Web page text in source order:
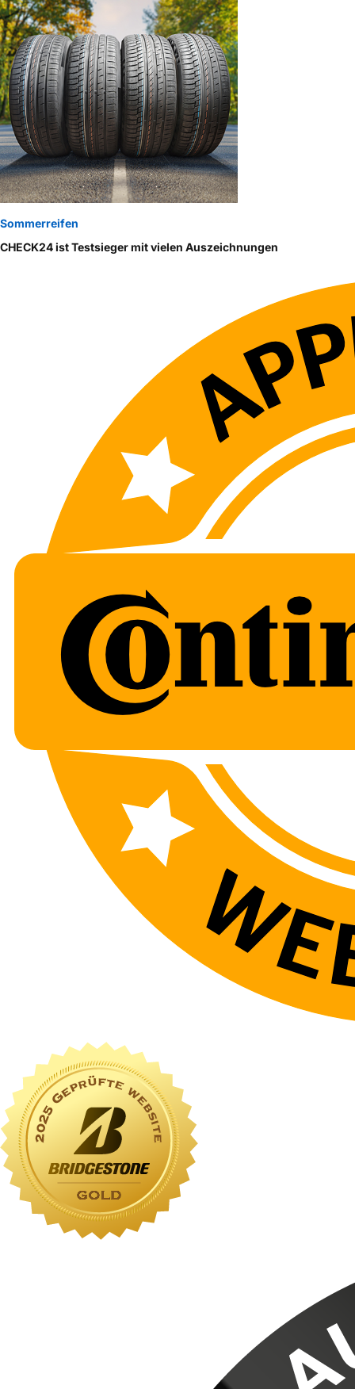
Sommerreifen
CHECK24 ist Testsieger mit vielen Auszeichnungen